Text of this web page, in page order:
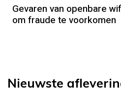
Gevaren van openbare
om fraude te voorkomen
Nieuwste